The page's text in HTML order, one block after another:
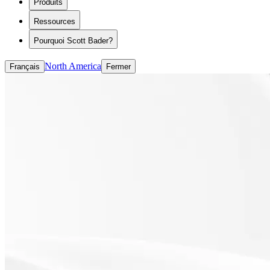
Liants à base de solvants
Liants à base d'eau
Produits
Ressources
Pourquoi Scott Bader?
Français North America Fermer